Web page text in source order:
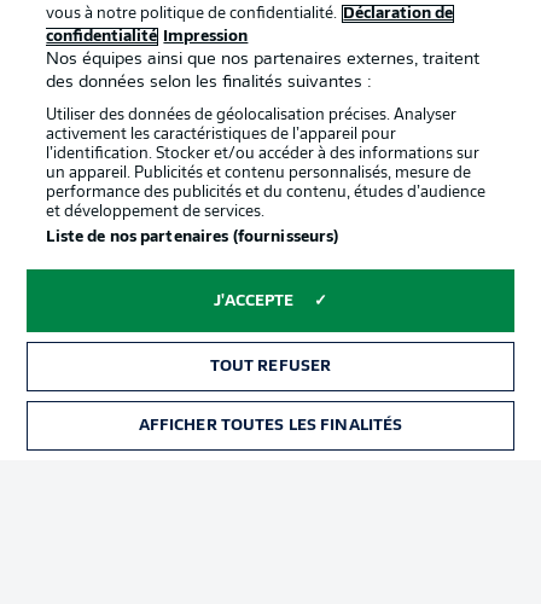
Déclaration de
confidentialité
Diffuseurs
Impression Joueurs
© 2026 Bundesliga-Gruppe GmbH
vous à notre politique de confidentialité.
Déclaration de
confidentialité
Impression
Nos équipes ainsi que nos partenaires externes, traitent
des données selon les finalités suivantes :
Utiliser des données de géolocalisation précises. Analyser
activement les caractéristiques de l’appareil pour
l’identification. Stocker et/ou accéder à des informations sur
un appareil. Publicités et contenu personnalisés, mesure de
performance des publicités et du contenu, études d’audience
et développement de services.
Liste de nos partenaires (fournisseurs)
J'ACCEPTE
TOUT REFUSER
AFFICHER TOUTES LES FINALITÉS